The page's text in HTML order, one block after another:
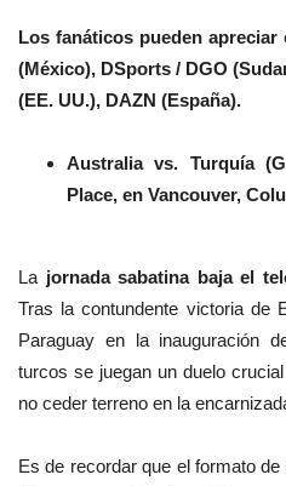
Los fanáticos pueden
(México), DSports / DGO
(EE. UU.), DAZN (España).
Australia vs. Turquía
Place, en Vancouver,
La jornada sabatina baja el
Tras la contundente victoria de
Paraguay en la inauguración
turcos se juegan un duelo
no ceder terreno en la
Es de recordar que el formato